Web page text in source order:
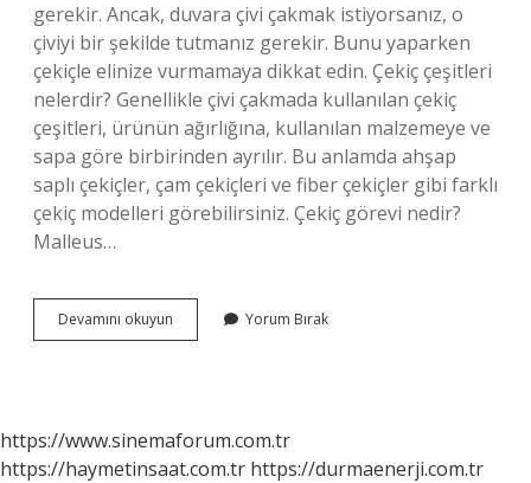
gerekir. Ancak, duvara çivi çakmak istiyorsanız, o
çiviyi bir şekilde tutmanız gerekir. Bunu yaparken
çekiçle elinize vurmamaya dikkat edin. Çekiç çeşitleri
nelerdir? Genellikle çivi çakmada kullanılan çekiç
çeşitleri, ürünün ağırlığına, kullanılan malzemeye ve
sapa göre birbirinden ayrılır. Bu anlamda ahşap
saplı çekiçler, çam çekiçleri ve fiber çekiçler gibi farklı
çekiç modelleri görebilirsiniz. Çekiç görevi nedir?
Malleus…
Devamını okuyun
Mi
Yorum Bırak
https://www.sinemaforum.com.tr
https://haymetinsaat.com.tr https://durmaenerji.com.tr